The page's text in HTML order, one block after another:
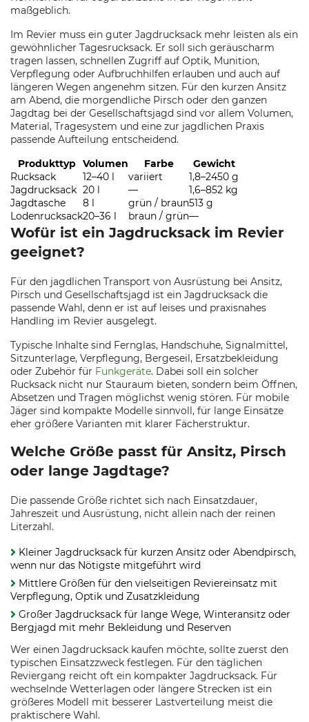
maßgeblich.
Im Revier muss ein guter Jagdrucksack mehr leisten als ein
gewöhnlicher Tagesrucksack. Er soll sich geräuscharm
tragen lassen, schnellen Zugriff auf Optik, Munition,
Verpflegung oder Aufbruchhilfen erlauben und auch auf
längeren Wegen angenehm sitzen. Für den kurzen Ansitz
am Abend, die morgendliche Pirsch oder den ganzen
Jagdtag bei der Gesellschaftsjagd sind vor allem Volumen,
Material, Tragesystem und eine zur jagdlichen Praxis
passende Aufteilung entscheidend.
Produkttyp Volumen Farbe
Gewicht
Rucksack
12–40 l variiert
1,8–2450 g
Jagdrucksack 20 l —
1,6–852 kg
Jagdtasche
8 l grün / braun513 g
Lodenrucksack20–36 l braun / grün—
Wofür ist ein Jagdrucksack im Revier
geeignet?
Für den jagdlichen Transport von Ausrüstung bei Ansitz,
Pirsch und Gesellschaftsjagd ist ein Jagdrucksack die
passende Wahl, denn er ist auf leises und praxisnahes
Handling im Revier ausgelegt.
Typische Inhalte sind Fernglas, Handschuhe, Signalmittel,
Sitzunterlage, Verpflegung, Bergeseil, Ersatzbekleidung
oder Zubehör für Funkgeräte. Dabei soll ein solcher
Rucksack nicht nur Stauraum bieten, sondern beim Öffnen,
Absetzen und Tragen möglichst wenig stören. Für mobile
Jäger sind kompakte Modelle sinnvoll, für lange Einsätze
eher größere Varianten mit klarer Fächerstruktur.
Welche Größe passt für Ansitz, Pirsch
oder lange Jagdtage?
Die passende Größe richtet sich nach Einsatzdauer,
Jahreszeit und Ausrüstung, nicht allein nach der reinen
Literzahl.
Kleiner Jagdrucksack für kurzen Ansitz oder Abendpirsch,
wenn nur das Nötigste mitgeführt wird
Mittlere Größen für den vielseitigen Reviereinsatz mit
Verpflegung, Optik und Zusatzkleidung
Großer Jagdrucksack für lange Wege, Winteransitz oder
Bergjagd mit mehr Bekleidung und Reserven
Wer einen Jagdrucksack kaufen möchte, sollte zuerst den
typischen Einsatzzweck festlegen. Für den täglichen
Reviergang reicht oft ein kompakter Jagdrucksack. Für
wechselnde Wetterlagen oder längere Strecken ist ein
größeres Modell mit besserer Lastverteilung meist die
praktischere Wahl.